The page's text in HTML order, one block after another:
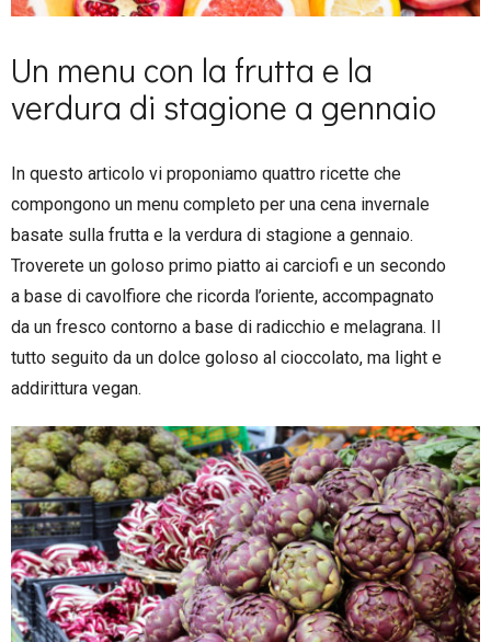
Un menu con la frutta e la
verdura di stagione a gennaio
In questo articolo vi proponiamo quattro ricette che
compongono un menu completo per una cena invernale
basate sulla frutta e la verdura di stagione a gennaio.
Troverete un goloso primo piatto ai carciofi e un secondo
a base di cavolfiore che ricorda l’oriente, accompagnato
da un fresco contorno a base di radicchio e melagrana. Il
tutto seguito da un dolce goloso al cioccolato, ma light e
addirittura vegan.